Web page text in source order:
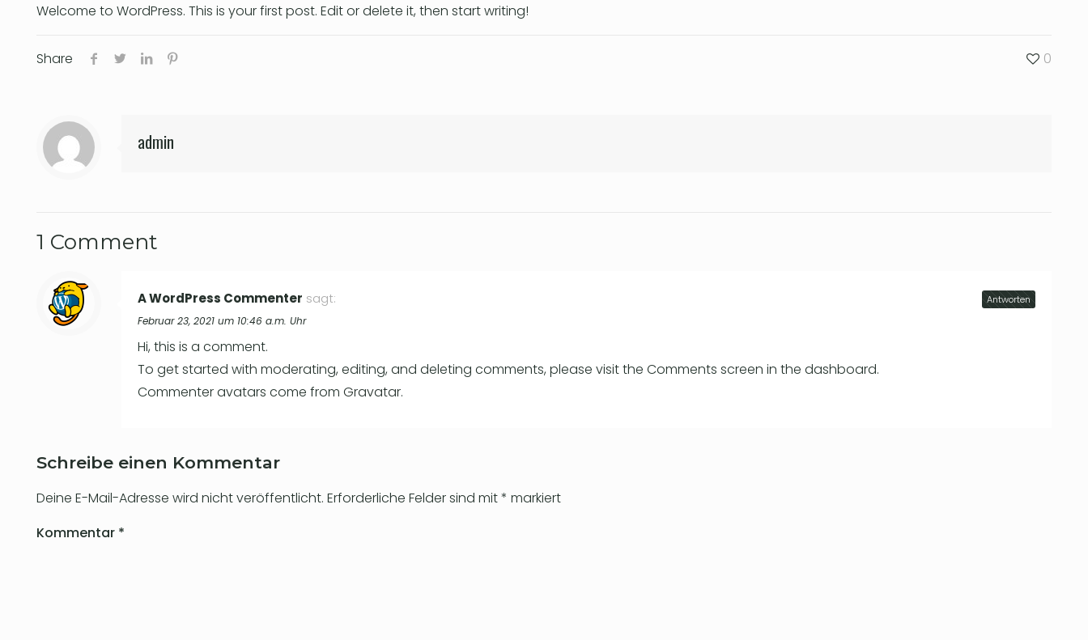
Welcome to WordPress. This is your first post. Edit or delete it, then start writing!
Share 0
admin
1 Comment
A WordPress Commenter sagt:
Februar 23, 2021 um 10:46 a.m. Uhr
Hi, this is a comment.
To get started with moderating, editing, and deleting comments, please visit the Comments screen in the dashboard.
Commenter avatars come from Gravatar.
Antworten
Schreibe einen Kommentar
Deine E-Mail-Adresse wird nicht veröffentlicht. Erforderliche Felder sind mit* markiert
Kommentar *